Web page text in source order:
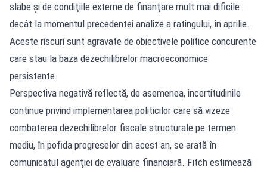
slabe şi de condiţiile externe de finanţare mult mai dificile
decât la momentul precedentei analize a ratingului, în aprilie.
Aceste riscuri sunt agravate de obiectivele politice concurente
care stau la baza dezechilibrelor macroeconomice
persistente.
Perspectiva negativă reflectă, de asemenea, incertitudinile
continue privind implementarea politicilor care să vizeze
combaterea dezechilibrelor fiscale structurale pe termen
mediu, în pofida progreselor din acest an, se arată în
comunicatul agenţiei de evaluare financiară. Fitch estimează